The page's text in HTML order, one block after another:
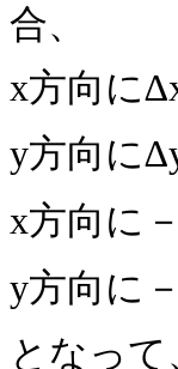
合、
x方向に
y方向に
x方向に
y方向に
となっ